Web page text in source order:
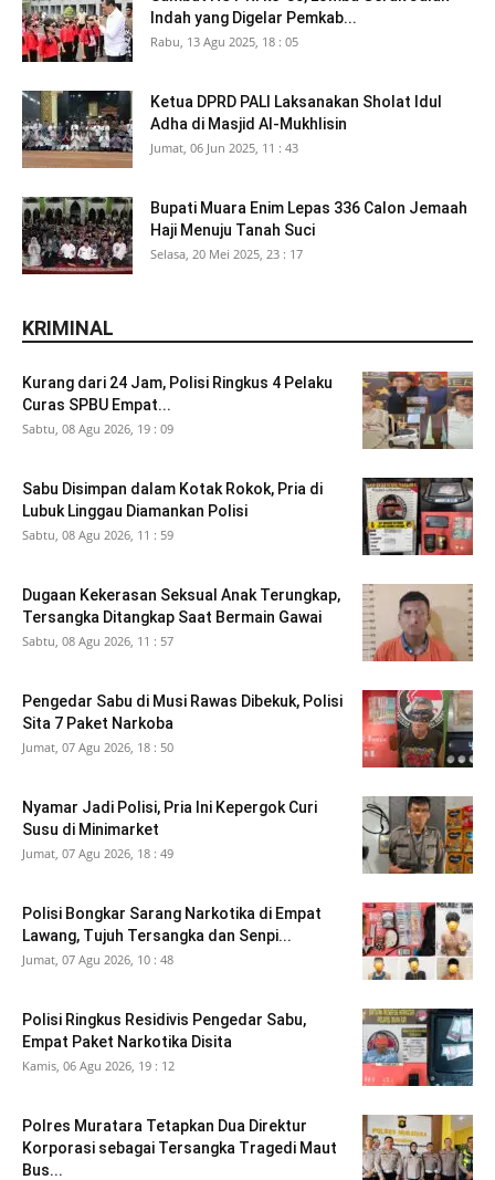
Indah yang Digelar Pemkab...
Rabu, 13 Agu 2025, 18 : 05
Ketua DPRD PALI Laksanakan Sholat Idul
Adha di Masjid Al-Mukhlisin
Jumat, 06 Jun 2025, 11 : 43
Bupati Muara Enim Lepas 336 Calon Jemaah
Haji Menuju Tanah Suci
Selasa, 20 Mei 2025, 23 : 17
KRIMINAL
Kurang dari 24 Jam, Polisi Ringkus 4 Pelaku
Curas SPBU Empat...
Sabtu, 08 Agu 2026, 19 : 09
Sabu Disimpan dalam Kotak Rokok, Pria di
Lubuk Linggau Diamankan Polisi
Sabtu, 08 Agu 2026, 11 : 59
Dugaan Kekerasan Seksual Anak Terungkap,
Tersangka Ditangkap Saat Bermain Gawai
Sabtu, 08 Agu 2026, 11 : 57
Pengedar Sabu di Musi Rawas Dibekuk, Polisi
Sita 7 Paket Narkoba
Jumat, 07 Agu 2026, 18 : 50
Nyamar Jadi Polisi, Pria Ini Kepergok Curi
Susu di Minimarket
Jumat, 07 Agu 2026, 18 : 49
Polisi Bongkar Sarang Narkotika di Empat
Lawang, Tujuh Tersangka dan Senpi...
Jumat, 07 Agu 2026, 10 : 48
Polisi Ringkus Residivis Pengedar Sabu,
Empat Paket Narkotika Disita
Kamis, 06 Agu 2026, 19 : 12
Polres Muratara Tetapkan Dua Direktur
Korporasi sebagai Tersangka Tragedi Maut
Bus...